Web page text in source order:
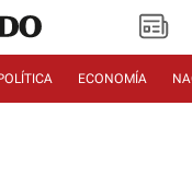
ECONOMÍA